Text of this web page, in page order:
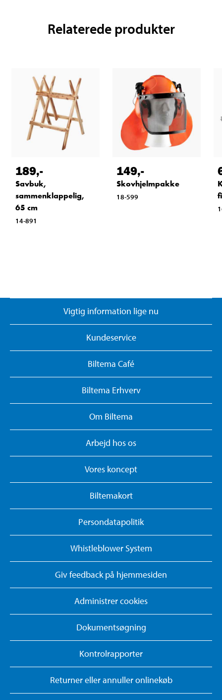
Relaterede produkter
189,-
Savbuk,
sammenklappelig,
65 cm
14-891
149,-
Skovhjelmpakke
18-599
Vigtig information lige nu
Kundeservice
Biltema Café
Biltema Erhverv
Om Biltema
Arbejd hos os
Vores koncept
Biltemakort
Persondatapolitik
Whistleblower System
Giv feedback på hjemmesiden
Administrer cookies
Dokumentsøgning
Kontrolrapporter
Returner eller annuller onlinekøb